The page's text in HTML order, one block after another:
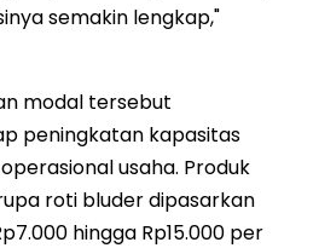
semakin lengkap,"
modal tersebut
peningkatan kapasitas
usaha. Produk
roti bluder dipasarkan
hingga Rp15.000 per